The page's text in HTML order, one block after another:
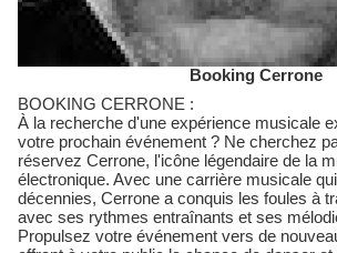
Booking Cerrone
BOOKING CERRONE :
À la recherche d'une expérience musicale
votre prochain événement ? Ne cherchez
réservez Cerrone, l'icône légendaire de la
électronique. Avec une carrière musicale
décennies, Cerrone a conquis les foules à
avec ses rythmes entraînants et ses
Propulsez votre événement vers de